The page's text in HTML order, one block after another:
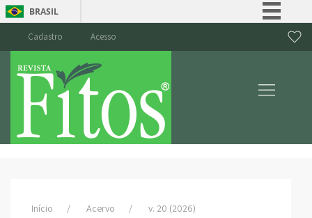
BRASIL
Canais
Cadastro Acesso
Início Acervo
v. 20 (2026)